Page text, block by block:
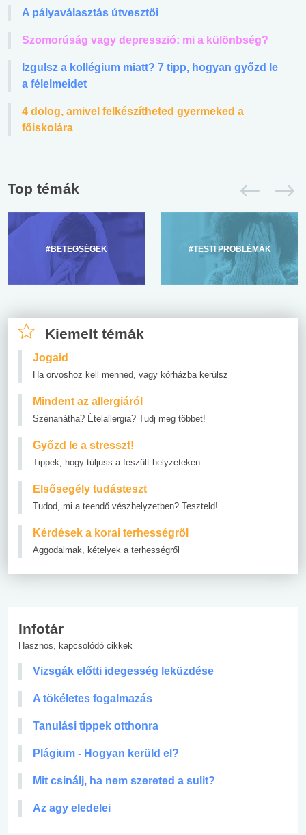
A pályaválasztás útvesztői
Szomorúság vagy depresszió: mi a különbség?
Izgulsz a kollégium miatt? 7 tipp, hogyan győzd le
a félelmeidet
4 dolog, amivel felkészítheted gyermeked a
főiskolára
Top témák
#BETEGSÉGEK #TESTI PROBLÉMÁK
Kiemelt témák
Jogaid
Ha orvoshoz kell menned, vagy kórházba kerülsz
Mindent az allergiáról
Szénanátha? Ételallergia? Tudj meg többet!
Győzd le a stresszt!
Tippek, hogy túljuss a feszült helyzeteken.
Elsősegély tudásteszt
Tudod, mi a teendő vészhelyzetben? Teszteld!
Kérdések a korai terhességről
Aggodalmak, kételyek a terhességről
Infotár
Hasznos, kapcsolódó cikkek
Vizsgák előtti idegesség leküzdése
A tökéletes fogalmazás
Tanulási tippek otthonra
Plágium - Hogyan kerüld el?
Mit csinálj, ha nem szereted a sulit?
Az agy eledelei